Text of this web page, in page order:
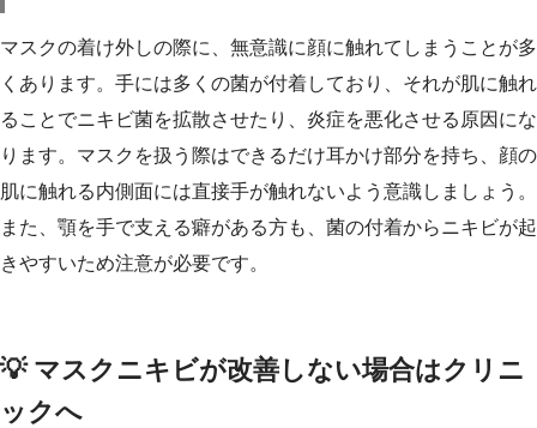
マスクの着け外しの際に、無意識に顔に触れてしまうことが多
くあります。手には多くの菌が付着しており、それが肌に触れ
ることでニキビ菌を拡散させたり、炎症を悪化させる原因にな
ります。マスクを扱う際はできるだけ耳かけ部分を持ち、顔の
肌に触れる内側面には直接手が触れないよう意識しましょう。
また、顎を手で支える癖がある方も、菌の付着からニキビが起
きやすいため注意が必要です。
💡 マスクニキビが改善しない場合はクリニ
ックへ